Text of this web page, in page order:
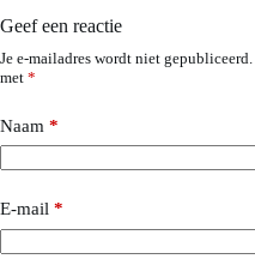
Geef een reactie
Je e-mailadres wordt niet gepubliceerd.
met *
Naam *
E-mail *